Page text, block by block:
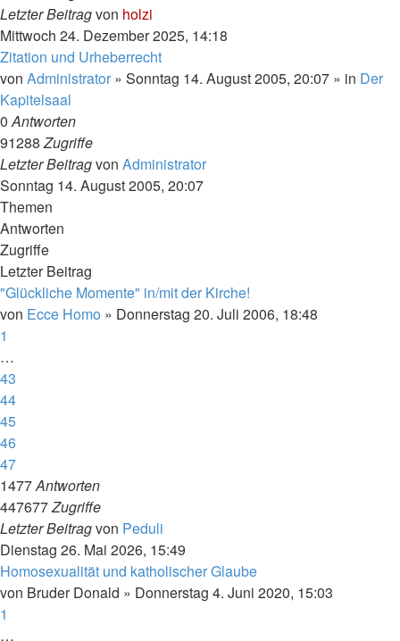
Letzter Beitragvon holzi
Mittwoch 24. Dezember 2025, 14:18
Zitation und Urheberrecht
von Administrator » Sonntag 14. August 2005, 20:07 » in Der
Kapitelsaal
0Antworten
91288Zugriffe
Letzter Beitragvon Administrator
Sonntag 14. August 2005, 20:07
Themen
Antworten
Zugriffe
Letzter Beitrag
"Glückliche Momente" in/mit der Kirche!
von Ecce Homo » Donnerstag 20. Juli 2006, 18:48
1
…
43
44
45
46
47
1477Antworten
447677Zugriffe
Letzter Beitragvon Peduli
Dienstag 26. Mai 2026, 15:49
Homosexualität und katholischer Glaube
von Bruder Donald » Donnerstag 4. Juni 2020, 15:03
1
…